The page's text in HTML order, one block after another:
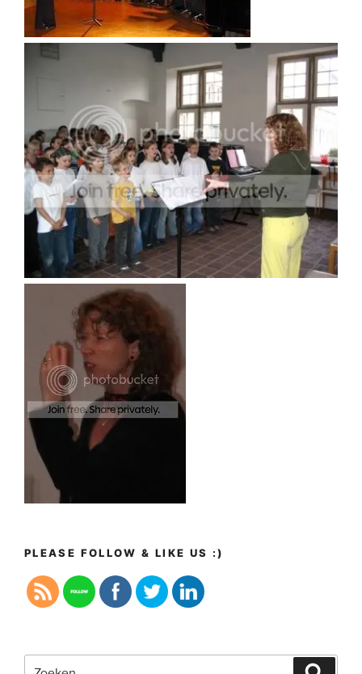
PLEASE FOLLOW & LIKE US :)